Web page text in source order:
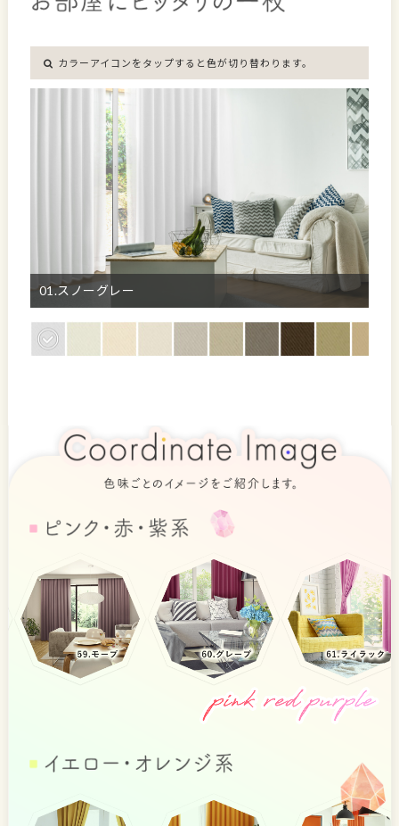
カラーアイコンをタップすると色が切り替わります。
01.スノーグレー